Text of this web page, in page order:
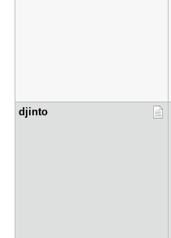
djinto